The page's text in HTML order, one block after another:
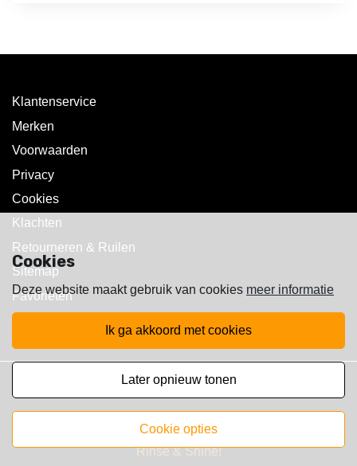
Klantenservice
Merken
Voorwaarden
Privacy
Cookies
Klachten
Retourneren & Ruilen
Sitemap
Favorieten
Copyright © 2025 Walst Rc's
Rinse & Shine!
Cookies
Deze website maakt gebruik van cookies meer informatie
ik ga akkoord met cookies
later opnieuw tonen
cookie opties